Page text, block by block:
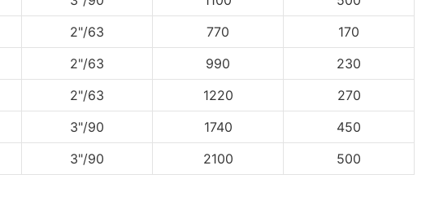
2"/63 770
170
2"/63 990
230
2"/63 1220
270
3"/90 1740
450
3"/90 2100 500